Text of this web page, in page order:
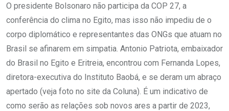
O presidente Bolsonaro não participa da COP 27, a
conferência do clima no Egito, mas isso não impediu de o
corpo diplomático e representantes das ONGs que atuam no
Brasil se afinarem em simpatia. Antonio Patriota, embaixador
do Brasil no Egito e Eritreia, encontrou com Fernanda Lopes,
diretora-executiva do Instituto Baobá, e se deram um abraço
apertado (veja foto no site da Coluna). É um indicativo de
como serão as relações sob novos ares a partir de 2023,